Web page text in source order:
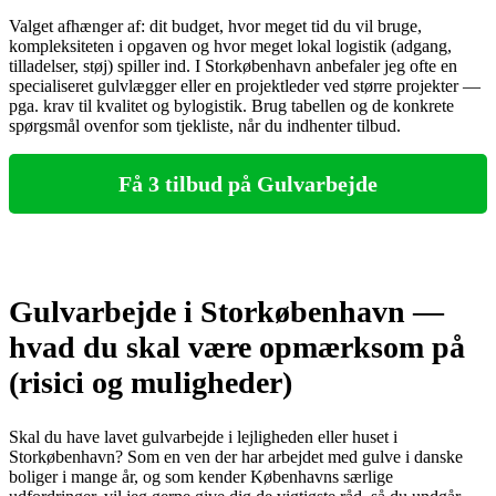
Valget afhænger af: dit budget, hvor meget tid du vil bruge,
kompleksiteten i opgaven og hvor meget lokal logistik (adgang,
tilladelser, støj) spiller ind. I Storkøbenhavn anbefaler jeg ofte en
specialiseret gulvlægger eller en projektleder ved større projekter —
pga. krav til kvalitet og bylogistik. Brug tabellen og de konkrete
spørgsmål ovenfor som tjekliste, når du indhenter tilbud.
Få 3 tilbud på Gulvarbejde
Gulvarbejde i Storkøbenhavn —
hvad du skal være opmærksom på
(risici og muligheder)
Skal du have lavet gulvarbejde i lejligheden eller huset i
Storkøbenhavn? Som en ven der har arbejdet med gulve i danske
boliger i mange år, og som kender Københavns særlige